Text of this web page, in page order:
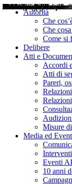
Autorità
Che
Che
Come si
Delibere
Atti e
Accordi
Atti di
Pareri,
Misure
Media ed
Eventi
10 anni
Delibere
Pareri
Consultazioni
Audizioni
Atti di Segnalazione
Accordi e Protocolli
Relazioni annuali
Misure di regolazione
Notizie
Comunicati Stampa
Bollettini ART
Convegni ART
Interviste del
Articoli in primo piano
Interventi del
2004
2005
2010
2013
2014
2015
2016
2017
2018
2019
202
2020
2021
2022
2023
2024
2025
2026
Aereo
Marittimo
Terrestre